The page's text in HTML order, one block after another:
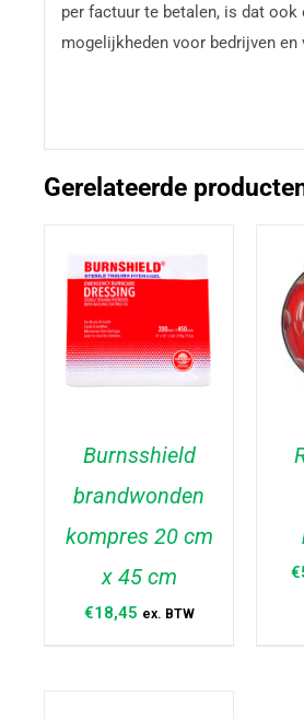
per factuur te betalen, is dat ook
mogelijkheden voor bedrijven en
Gerelateerde
TOEVOEGEN AAN
DETAILS
Burnsshield
brandwonden
kompres 20 cm
x 45 cm
€18,45 ex. BTW
€